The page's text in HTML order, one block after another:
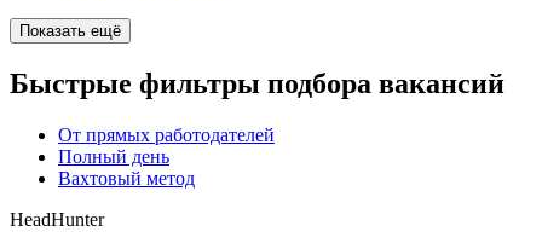
Показать ещё
Быстрые фильтры подбора вакансий
От прямых работодателей
Полный день
Вахтовый метод
HeadHunter